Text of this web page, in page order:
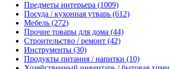
Предметы интерьера (1009)
Посуда / кухонная утварь (612)
Мебель (272)
Прочие товары для дома (44)
Строительство / ремонт (42)
Инструменты (30)
Продукты питания / напитки (10)